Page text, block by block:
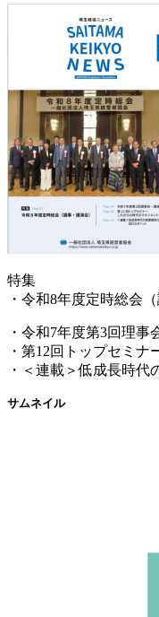
特集
・令和8年度定時総会
・令和7年度第3回理事
・第12回トップセミ
・＜連載＞低成長時代
サムネイル